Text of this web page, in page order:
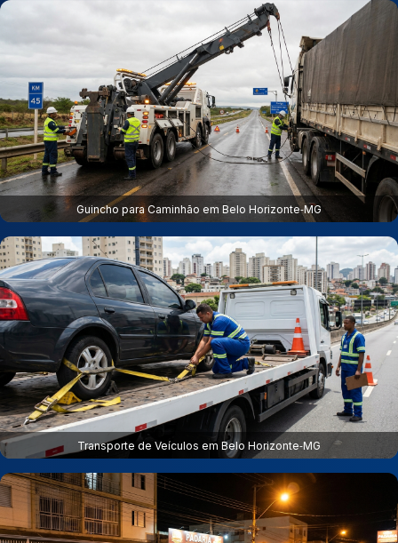
Guincho para Caminhão em Belo Horizonte‑MG
Transporte de Veículos em Belo Horizonte‑MG